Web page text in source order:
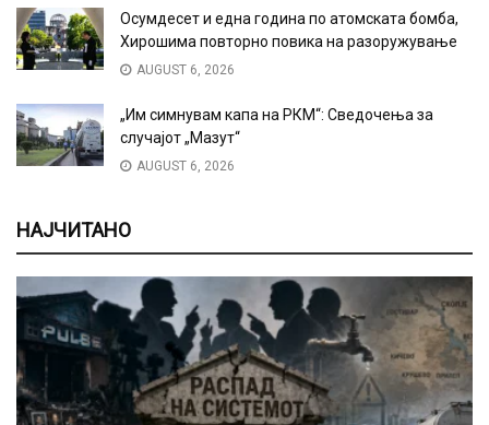
Осумдесет и една година по атомската бомба,
Хирошима повторно повика на разоружување
AUGUST 6, 2026
„Им симнувам капа на РКМ“: Сведочења за
случајот „Мазут“
AUGUST 6, 2026
НАЈЧИТАНО